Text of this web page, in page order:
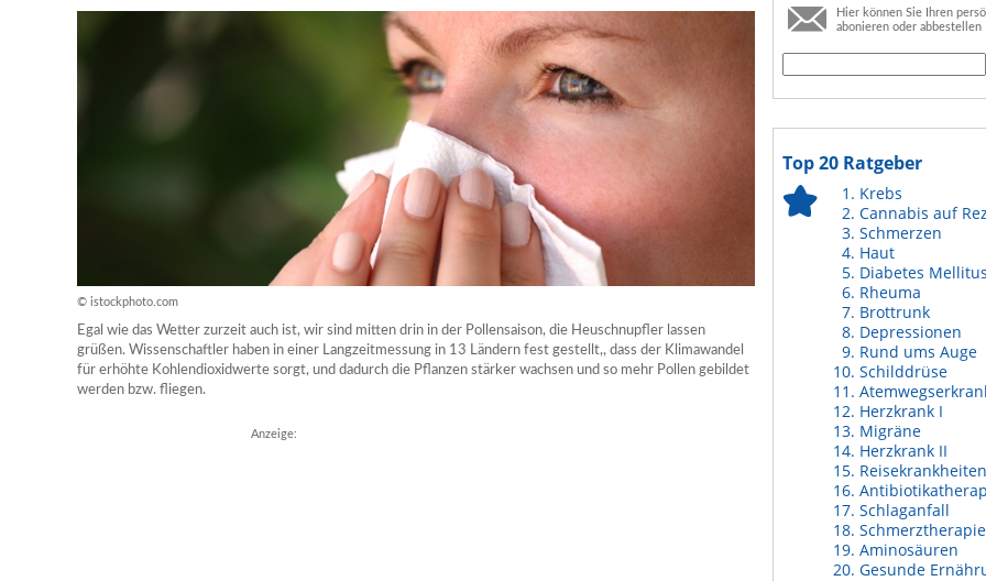
© istockphoto.com
Egal wie das Wetter zurzeit auch ist, wir sind mitten drin in der Pollensaison, die Heuschnupfler lassen
grüßen. Wissenschaftler haben in einer Langzeitmessung in 13 Ländern fest gestellt,, dass der Klimawandel
für erhöhte Kohlendioxidwerte sorgt, und dadurch die Pflanzen stärker wachsen und so mehr Pollen gebildet
werden bzw. fliegen.
Anzeige:
Hier können Sie Ihren
abonieren oder abbestellen
Top 20 Ratgeber
Krebs
Cannabis auf
Schmerzen
Haut
Diabetes Mellitus
Rheuma
Brottrunk
Depressionen
Rund ums Auge
Schilddrüse
Herzkrank I
Migräne
Herzkrank II
Reisekrankheiten
Schlaganfall
Schmerztherapie
Aminosäuren
Gesunde